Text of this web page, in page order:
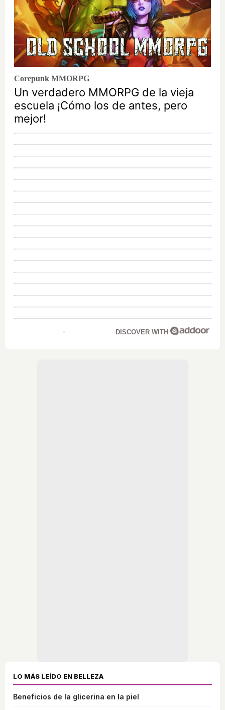
Corepunk MMORPG
Un verdadero MMORPG de la vieja
escuela ¡Cómo los de antes, pero
mejor!
DISCOVER WITH
LO MÁS LEÍDO EN BELLEZA
Beneficios de la glicerina en la piel